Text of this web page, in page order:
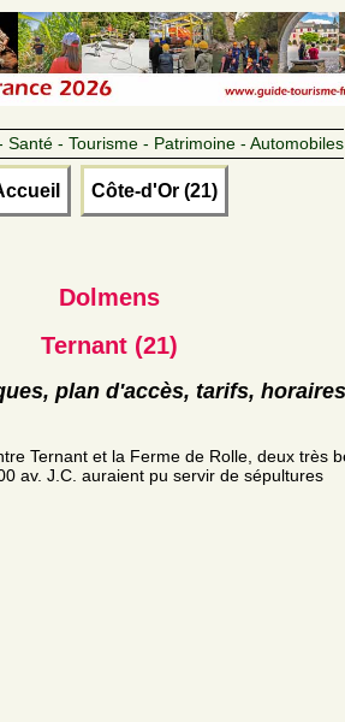
Santé - Tourisme - Patrimoine - Automobiles
Côte-d'Or (21)
Dolmens
Ternant (21)
plan d'accès, tarifs, horaires
Ternant et la Ferme de Rolle, deux très
av. J.C. auraient pu servir de sépultures